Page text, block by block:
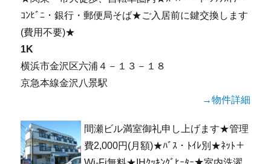
ｺﾝﾋﾞﾆ・銀行・郵便局そば★ご入居前に鍵交換します
(費用不要)★
1K
横浜市金沢区六浦４－１３－１８
京急本線金沢八景駅
→物件詳細
間瀬ビル満室御礼申し上げます★管理
費2,000円(月額)★ﾊﾞｽ・ﾄｲﾚ別★ﾈｯﾄ＋